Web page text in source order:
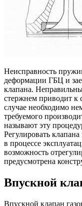
Неисправность
деформации ГБЦ и
клапана.
стержнем приводит к
случае необходимо
требуемого
называют эту
Регулировать
в процессе
возможность
предусмотрена
Впускной
Впускной клапан